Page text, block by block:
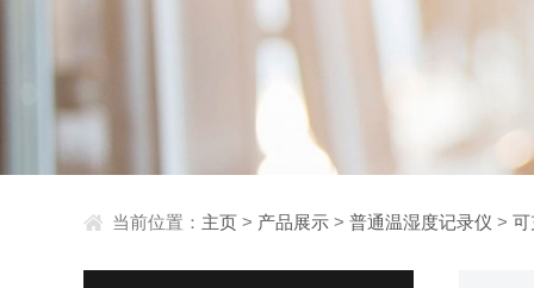
当前位置： 主页 > 产品展示 > 普通温湿度记录仪 > 可